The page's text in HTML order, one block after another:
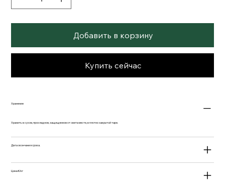
Добавить в корзину
Купить сейчас
Хранение
Хранить в сухом, прохладном, защищенном от света месте, в плотно закрытой таре.
Дата окончания срока.
Цена €/кг